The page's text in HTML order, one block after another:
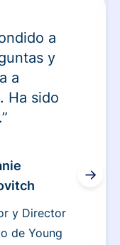
a
y
a
Ha sido
y Director
de Young
→